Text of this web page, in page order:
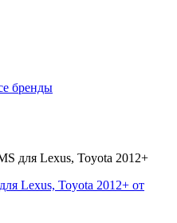
бренды
для Lexus, Toyota 2012+